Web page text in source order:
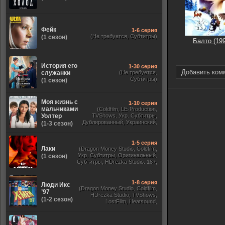
Балто
Добавить
Фейк
(1 сезон)
1-6 серия
(Не требуется, Субтитры)
История его
служанки
(1 сезон)
1-30 серия
(Не требуется,
Субтитры)
Моя жизнь с
мальчиками
Уолтер
(1-3 сезон)
1-10 серия
(Coldfilm, LE-Production,
TVShows, Укр. Субтитры,
Дублированный, Украинский,
Лаки
(1 сезон)
1-5 серия
(Dragon Money Studio, Coldfilm,
Укр. Субтитры, Оригинальный,
Субтитры, HDrezka Studio. 18+,
Люди Икс
’97
(1-2 сезон)
1-8 серия
(Dragon Money Studio, Coldfilm,
HDrezka Studio, TVShows,
LostFilm, Heatsound,